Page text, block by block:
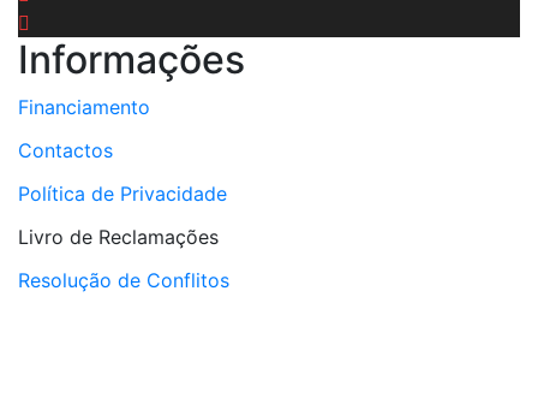
Informações
Financiamento
Contactos
Política de Privacidade
Livro de Reclamações
Resolução de Conflitos